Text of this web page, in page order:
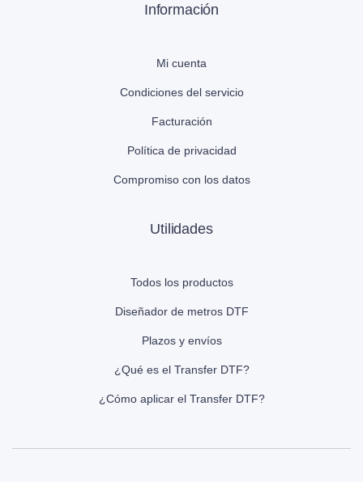
Información
Mi cuenta
Condiciones del servicio
Facturación
Política de privacidad
Compromiso con los datos
Utilidades
Todos los productos
Diseñador de metros DTF
Plazos y envíos
¿Qué es el Transfer DTF?
¿Cómo aplicar el Transfer DTF?